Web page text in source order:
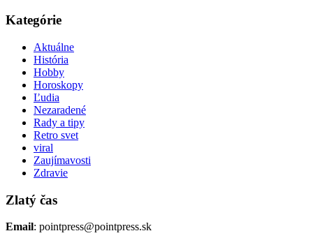
Kategórie
Aktuálne
História
Hobby
Horoskopy
Ľudia
Nezaradené
Rady a tipy
Retro svet
viral
Zaujímavosti
Zdravie
Zlatý čas
Email: pointpress@pointpress.sk